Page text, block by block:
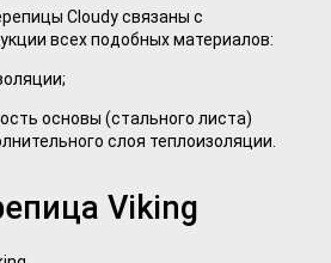
Cloudy связаны с
всех подобных материалов:
основы (стального листа)
слоя теплоизоляции.
Viking